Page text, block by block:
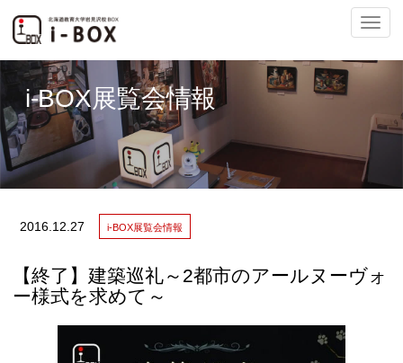
ナ
ビ
i-BOX展覧会情報
2016. 12.27 i-BOX展覧会情報
【終了】建築巡礼～2都市のアールヌーヴォ
ー様式を求めて～